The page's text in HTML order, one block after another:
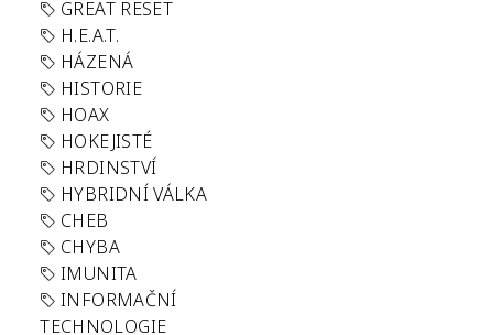
GREAT RESET
H.E.A.T.
HÁZENÁ
HISTORIE
HOAX
HOKEJISTÉ
HRDINSTVÍ
HYBRIDNÍ VÁLKA
CHEB
CHYBA
IMUNITA
INFORMAČNÍ
TECHNOLOGIE